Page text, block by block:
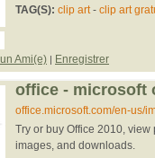
TAG(S): clip art- clip art
Ami(e) | Enregistrer
office - microsoft
office.microsoft.com/en-us/
Try or buy Office 2010,
images, and downloads.